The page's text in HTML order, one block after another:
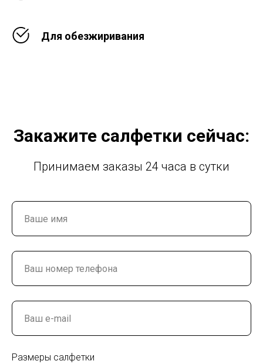
Для обезжиривания
Закажите салфетки сейчас:
Принимаем заказы 24 часа в сутки
Размеры салфетки